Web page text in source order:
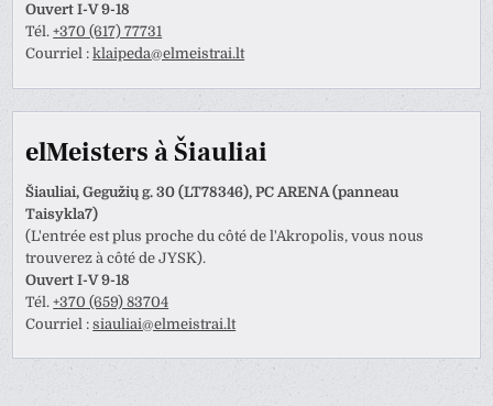
Ouvert I-V 9-18
Tél.+370 (617) 77731
Courriel :klaipeda@elmeistrai.lt
elMeisters à Šiauliai
Šiauliai, Gegužių g. 30 (LT78346), PC ARENA (panneau
Taisykla7)
(L'entrée est plus proche du côté de l'Akropolis, vous nous
trouverez à côté de JYSK).
Ouvert I-V 9-18
Tél.+370 (659) 83704
Courriel :siauliai@elmeistrai.lt